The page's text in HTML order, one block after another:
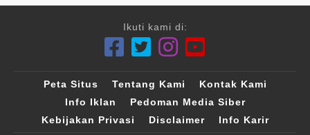
Ikuti kami di:
Peta Situs Tentang Kami
Kontak Kami
Info Iklan
Pedoman Media Siber
Kebijakan Privasi
Disclaimer Info Karir